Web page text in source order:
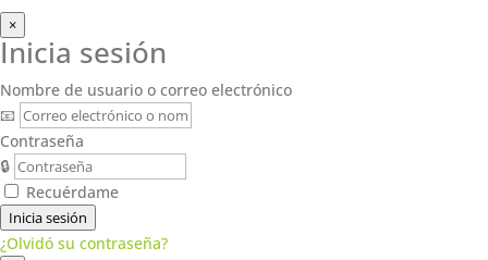
×
Inicia sesión
Nombre de usuario o correo electrónico
📧
Contraseña
🔒
Recuérdame
Inicia sesión
¿Olvidó su contraseña?